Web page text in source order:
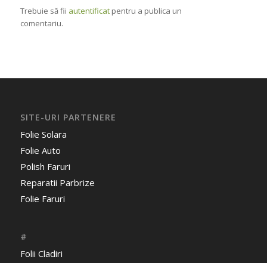
Trebuie să fii autentificatpentru a publica un
comentariu.
SITE-URI PARTENERE
Folie Solara
Folie Auto
Polish Faruri
Reparatii Parbrize
Folie Faruri
#
Folii Cladiri